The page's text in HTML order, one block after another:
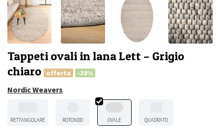
Tappeti ovali in lana Lett – Grigio
chiaro
offerta -38%
Nordic Weavers
RETTANGOLARE ROTONDO OVALE QUADRATO